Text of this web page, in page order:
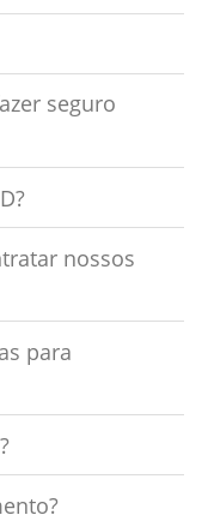
seguro
nossos
para